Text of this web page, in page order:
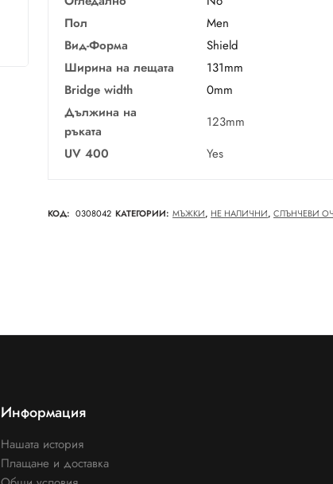
Пол
Men
Вид-Форма
Shield
Ширина на лещата
131mm
Bridge width
0mm
Дължина на
ръката
123mm
UV 400
Yes
КОД: 0308042 КАТЕГОРИИ: МЪЖКИ, НЕ НАЛИЧНИ, СЛЪНЧЕВИ
Информация
Нашата история
Плащане и доставка